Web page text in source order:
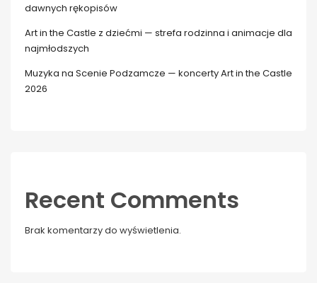
dawnych rękopisów
Art in the Castle z dziećmi — strefa rodzinna i animacje dla
najmłodszych
Muzyka na Scenie Podzamcze — koncerty Art in the Castle
2026
Recent Comments
Brak komentarzy do wyświetlenia.